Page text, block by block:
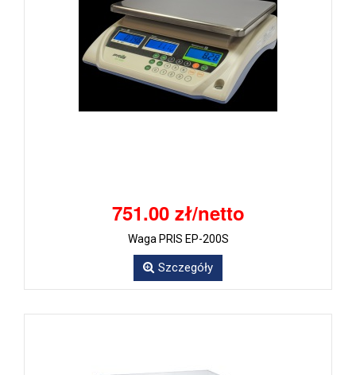
751.00 zł/netto
Waga PRIS EP-200S
Szczegóły